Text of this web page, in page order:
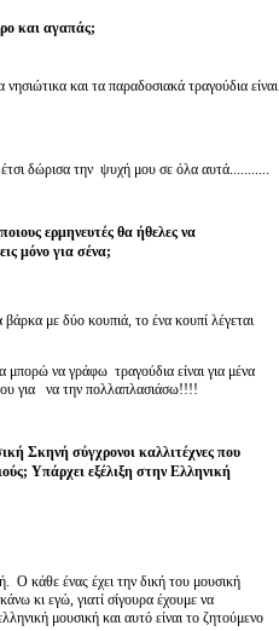
και αγαπάς;
και τα παραδοσιακά τραγούδια είναι
δώρισα την ψυχή μου σε όλα αυτά...........
ερμηνευτές θα ήθελες να
μόνο για σένα;
με δύο κουπιά, το ένα κουπί λέγεται
να γράφω τραγούδια είναι για μένα
για να την πολλαπλασιάσω!!!!
Σκηνή σύγχρονοι καλλιτέχνες που
Υπάρχει εξέλιξη στην Ελληνική
Ο κάθε ένας έχει την δική του μουσική
κι εγώ, γιατί σίγουρα έχουμε να
μουσική και αυτό είναι το ζητούμενο